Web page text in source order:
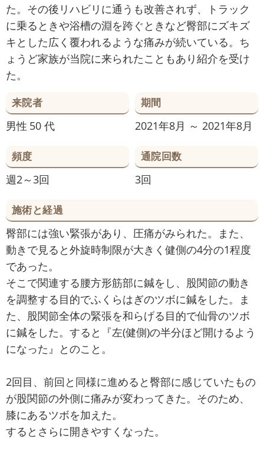
た。その後リハビリに通うも改善されず、トラック
に乗るときや浴槽の淵を跨ぐときなど臀部にズキズ
キとした広く覆われるような痛みが続いている。ち
ょうど家族が当院に来られたこともあり紹介を受け
た。
来院者
男性 50 代
期間
2021年8月 ～ 2021年8月
頻度
週2～3回
通院回数
3回
施術と経過
臀部には強い緊張があり、圧痛がみられた。また、
動きで見ると外旋時制限が大きく健側の4分の1程度
であった。
そこで関連する腰方形筋部に鍼をし、股関節の動き
を調整する目的でふくらはぎのツボに鍼をした。ま
た、股関節全体の緊張を和らげる目的で仙骨のツボ
に鍼をした。すると『左(健側)の半分ほど開けるよう
になった』とのこと。
2回目、前回と同様に進めると臀部に感じていたもの
が股関節の外側に痛みが変わってきた。そのため、
膝にあるツボを加えた。
するとさらに開きやすくなった。